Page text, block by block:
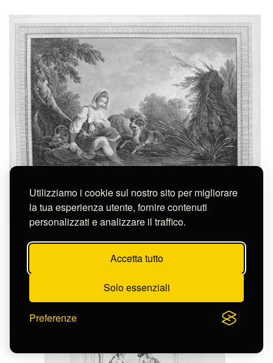
Utilizziamo i cookie sul nostro sito per migliorare
la tua esperienza utente, fornire contenuti
personalizzati e analizzare il traffico.
Accetta tutto
Solo essenziali
Preferenze
L'AMANT CURIEUX